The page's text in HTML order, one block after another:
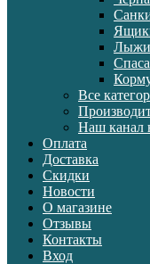
Лыжи
Все
Наш канал
Оплата
Доставка
Скидки
Новости
О магазине
Отзывы
Контакты
Вход